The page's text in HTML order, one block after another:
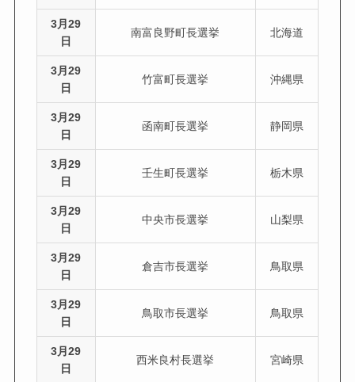
3月29
日
南富良野町長選挙 北海道
3月29
日
竹富町長選挙 沖縄県
3月29
日
函南町長選挙 静岡県
3月29
日
壬生町長選挙 栃木県
3月29
日
中央市長選挙 山梨県
3月29
日
倉吉市長選挙 鳥取県
3月29
日
鳥取市長選挙 鳥取県
3月29
日
西米良村長選挙 宮崎県